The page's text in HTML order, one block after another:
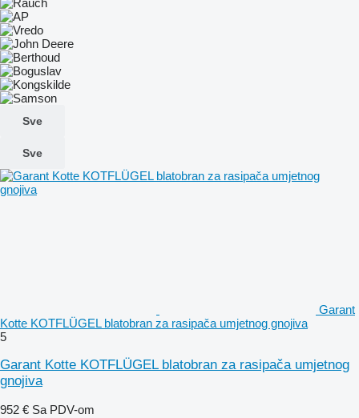
Sve
Sve
Garant
Kotte KOTFLÜGEL blatobran za rasipača umjetnog gnojiva
5
Garant Kotte KOTFLÜGEL blatobran za rasipača umjetnog
gnojiva
952 € Sa PDV-om